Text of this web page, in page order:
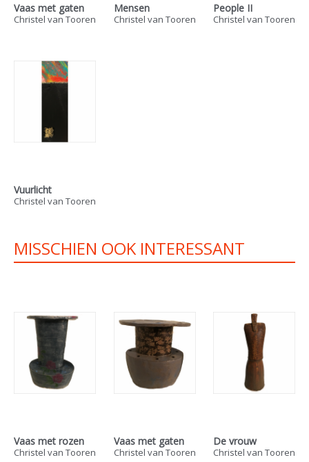
Vaas met gaten
Christel van Tooren
Mensen
Christel van Tooren
People II
Christel van Tooren
Vuurlicht
Christel van Tooren
MISSCHIEN OOK INTERESSANT
Vaas met rozen
Christel van Tooren
Vaas met gaten
Christel van Tooren
De vrouw
Christel van Tooren